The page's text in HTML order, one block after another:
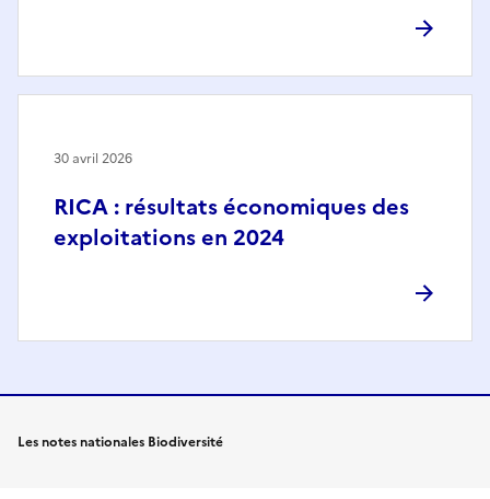
RICA : résultats économiques des
exploitations en 2024
30 avril 2026
Les notes nationales Biodiversité